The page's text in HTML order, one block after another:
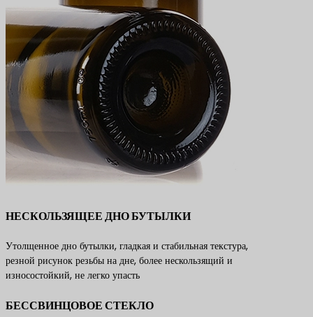
НЕСКОЛЬЗЯЩЕЕ ДНО БУТЫЛКИ
Утолщенное дно бутылки, гладкая и стабильная текстура,
резной рисунок резьбы на дне, более нескользящий и
износостойкий, не легко упасть
БЕССВИНЦОВОЕ СТЕКЛО